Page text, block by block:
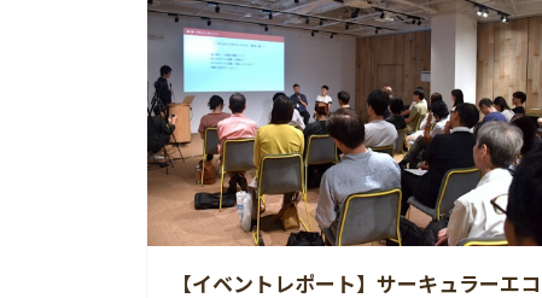
【イベントレポート】サーキュラーエコ